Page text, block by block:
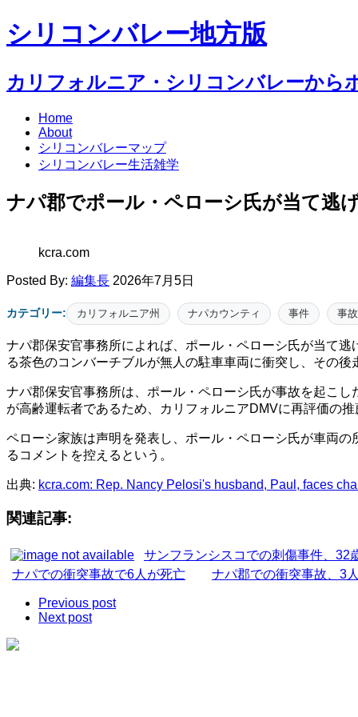
シリコンバレー地方版
カリフォルニア・シリコンバレーから
Home
About
シリコンバレーマップ
シリコンバレー生活雑学
ナパ郡でポール・ペローシ氏が当て逃
kcra.com
Posted By: 編集長 2026年7月5日
カテゴリー: カリフォルニア州 ナパカウンティ 事件 事故
ナパ郡保安官事務所によれば、ポール・ペローシ氏が当て
る茶色のコンバーチブルが無人の駐車車両に衝突し、その
ナパ郡保安官事務所は、ポール・ペローシ氏が事故を起こ
が高齢運転者であるため、カリフォルニアDMVに再評価の
ペローシ家族は声明を発表し、ポール・ペローシ氏が車両
るコメントを控えるという。
出典: kcra.com: Rep. Nancy Pelosi's husband, Paul, faces
関連記事:
サンフランシスコでの刺傷事件、32
ナパでの衝突事故で6人が死亡
ナパ郡での衝突事故、3
Previous post
Next post